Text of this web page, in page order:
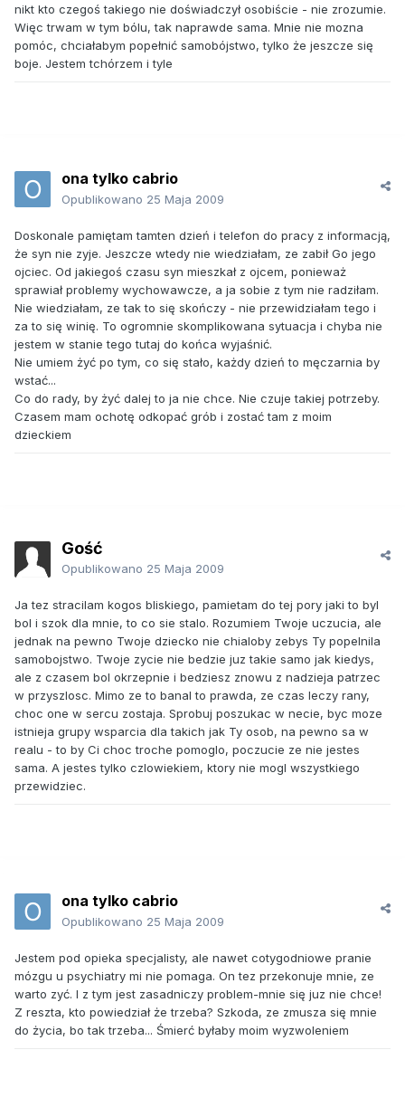
nikt kto czegoś takiego nie doświadczył osobiście - nie zrozumie.
Więc trwam w tym bólu, tak naprawde sama. Mnie nie mozna
pomóc, chciałabym popełnić samobójstwo, tylko że jeszcze się
boje. Jestem tchórzem i tyle
ona tylko cabrio
Opublikowano 25 Maja 2009
Doskonale pamiętam tamten dzień i telefon do pracy z informacją,
że syn nie zyje. Jeszcze wtedy nie wiedziałam, ze zabił Go jego
ojciec. Od jakiegoś czasu syn mieszkał z ojcem, ponieważ
sprawiał problemy wychowawcze, a ja sobie z tym nie radziłam.
Nie wiedziałam, ze tak to się skończy - nie przewidziałam tego i
za to się winię. To ogromnie skomplikowana sytuacja i chyba nie
jestem w stanie tego tutaj do końca wyjaśnić.
Nie umiem żyć po tym, co się stało, każdy dzień to męczarnia by
wstać...
Co do rady, by żyć dalej to ja nie chce. Nie czuje takiej potrzeby.
Czasem mam ochotę odkopać grób i zostać tam z moim
dzieckiem
Gość
Opublikowano 25 Maja 2009
Ja tez stracilam kogos bliskiego, pamietam do tej pory jaki to byl
bol i szok dla mnie, to co sie stalo. Rozumiem Twoje uczucia, ale
jednak na pewno Twoje dziecko nie chialoby zebys Ty popelnila
samobojstwo. Twoje zycie nie bedzie juz takie samo jak kiedys,
ale z czasem bol okrzepnie i bedziesz znowu z nadzieja patrzec
w przyszlosc. Mimo ze to banal to prawda, ze czas leczy rany,
choc one w sercu zostaja. Sprobuj poszukac w necie, byc moze
istnieja grupy wsparcia dla takich jak Ty osob, na pewno sa w
realu - to by Ci choc troche pomoglo, poczucie ze nie jestes
sama. A jestes tylko czlowiekiem, ktory nie mogl wszystkiego
przewidziec.
ona tylko cabrio
Opublikowano 25 Maja 2009
Jestem pod opieka specjalisty, ale nawet cotygodniowe pranie
mózgu u psychiatry mi nie pomaga. On tez przekonuje mnie, ze
warto zyć. I z tym jest zasadniczy problem-mnie się juz nie chce!
Z reszta, kto powiedział że trzeba? Szkoda, ze zmusza się mnie
do życia, bo tak trzeba... Śmierć byłaby moim wyzwoleniem